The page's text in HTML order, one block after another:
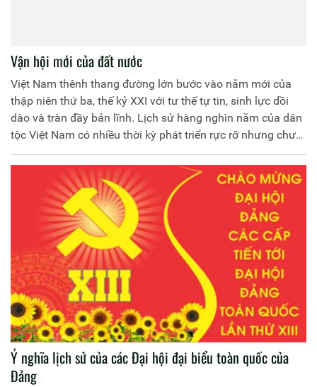
Vận hội mới của đất nước
Việt Nam thênh thang đường lớn bước vào năm mới của
thập niên thứ ba, thế kỷ XXI với tư thế tự tin, sinh lực dồi
dào và tràn đầy bản lĩnh. Lịch sử hàng nghìn năm của dân
tộc Việt Nam có nhiều thời kỳ phát triển rực rỡ nhưng chưa
bao giờ phong độ của quốc gia, vị thế của dân tộc có được
như bây giờ. Trong ấm tình non nước với hương vị ngày
xuân, chúng ta càng thấy phấn khích và dào dạt niềm tin
để cùng ngân nga câu nói của Tổng Bí thư, Chủ tịch nước
Nguyễn Phú Trọng: “Đất nước ta chưa bao giờ có được cơ
đồ, tiềm lực, vị thế và uy tín quốc tế như ngày nay”.
Ý nghĩa lịch sử của các Đại hội đại biểu toàn quốc của
Đảng